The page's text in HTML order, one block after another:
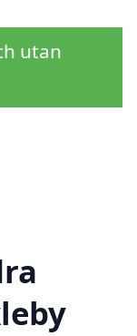
utan